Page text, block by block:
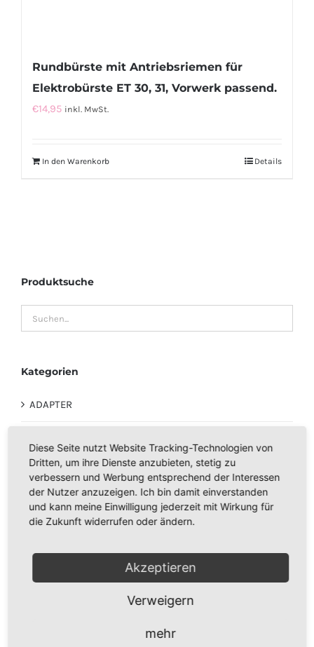
Rundbürste mit Antriebsriemen für
Elektrobürste ET 30, 31, Vorwerk passend.
€14,95 inkl. MwSt.
In den Warenkorb Details
Produktsuche
Kategorien
ADAPTER
VORWERK KOBOLD 240
ZUBEHÖR
Diese Seite nutzt Website Tracking-Technologien von
Dritten, um ihre Dienste anzubieten, stetig zu
verbessern und Werbung entsprechend der Interessen
der Nutzer anzuzeigen. Ich bin damit einverstanden
und kann meine Einwilligung jederzeit mit Wirkung für
die Zukunft widerrufen oder ändern.
Akzeptieren
Verweigern
mehr